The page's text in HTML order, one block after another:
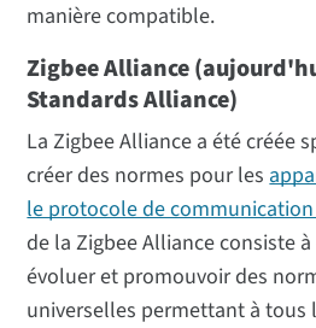
manière compatible.
Zigbee Alliance
Standards Alliance)
La Zigbee Alliance a été créée
créer des normes pour les
le protocole de
de la Zigbee Alliance consiste
évoluer et promouvoir des
universelles permettant à tous